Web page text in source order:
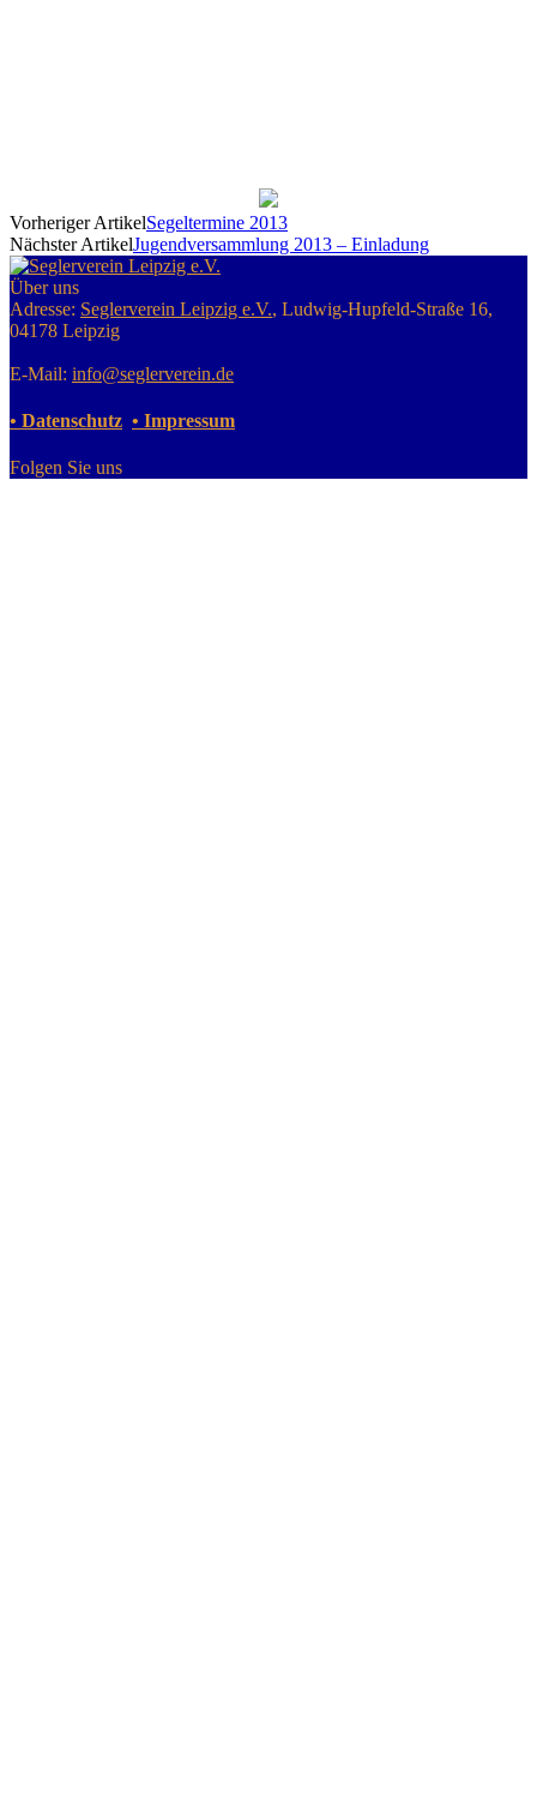
Vorheriger ArtikelSegeltermine 2013
Nächster ArtikelJugendversammlung 2013 – Einladung
Über uns
Adresse: Seglerverein Leipzig e.V., Ludwig-Hupfeld-Straße 16,
04178 Leipzig
E-Mail: info@seglerverein.de
• Datenschutz • Impressum
Folgen Sie uns